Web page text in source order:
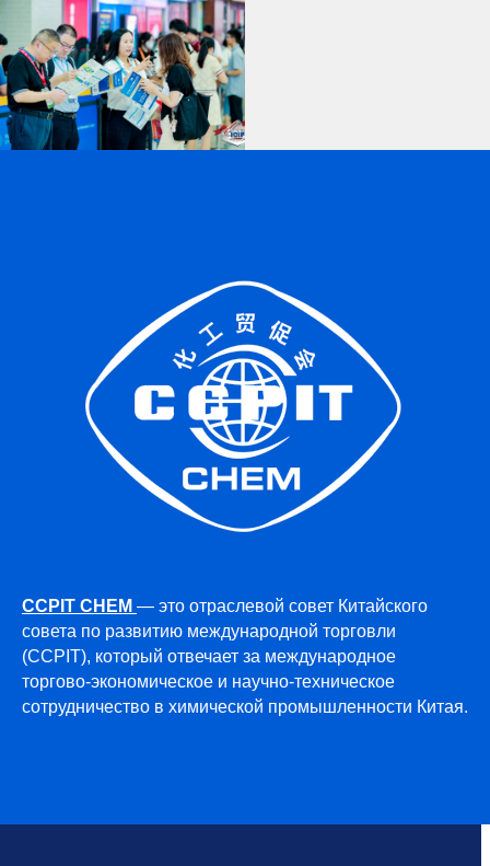
CCPIT CHEM — это отраслевой совет Китайского
совета по развитию международной торговли
(CCPIT), который отвечает за международное
торгово-экономическое и научно-техническое
сотрудничество в химической промышленности Китая.